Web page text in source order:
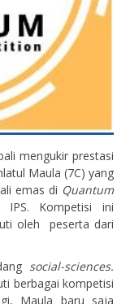
mengukir prestasi
Maula (7C) yang
emas di Quantum
Kompetisi ini
oleh peserta dari
social-sciences.
berbagai kompetisi
Maula baru saja